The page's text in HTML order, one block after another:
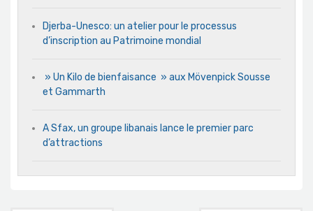
Djerba-Unesco: un atelier pour le processus
d’inscription au Patrimoine mondial
» Un Kilo de bienfaisance » aux Mövenpick Sousse
et Gammarth
A Sfax, un groupe libanais lance le premier parc
d’attractions